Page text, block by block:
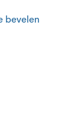
bevelen